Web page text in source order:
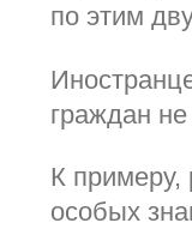
по этим
граждан
К примеру,
особых